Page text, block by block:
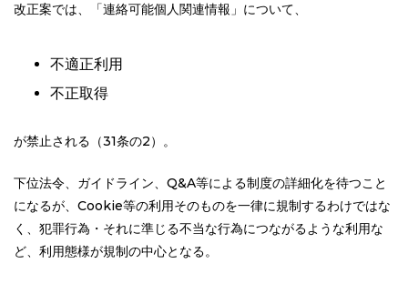
改正案では、「連絡可能個人関連情報」について、
不適正利用
不正取得
が禁止される（31条の2）。
下位法令、ガイドライン、Q&A等による制度の詳細化を待つこと
になるが、Cookie等の利用そのものを一律に規制するわけではな
く、犯罪行為・それに準じる不当な行為につながるような利用な
ど、利用態様が規制の中心となる。